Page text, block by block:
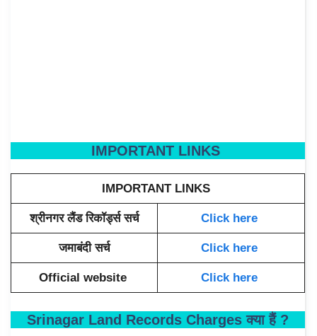
IMPORTANT LINKS
IMPORTANT LINKS
श्रीनगर लैंड रिकॉर्ड्स सर्च Click here
जमाबंदी सर्च Click here
Official website Click here
Srinagar Land Records Charges क्या हैं ?